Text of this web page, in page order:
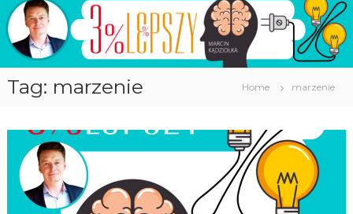
e
n
Tag: marzenie Home marzenie